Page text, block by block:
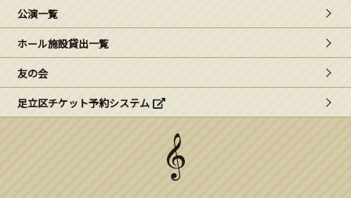
こどもみーてぃんぐ
Gがくえん
ブランドからのお知らせ
公演一覧
ホール施設貸出一覧
友の会
足立区チケット予約システム